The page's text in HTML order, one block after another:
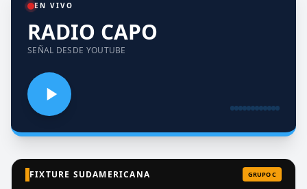
EN VIVO
RADIO CAPO
SEÑAL DESDE YOUTUBE
FIXTURE SUDAMERICANA GRUPO C